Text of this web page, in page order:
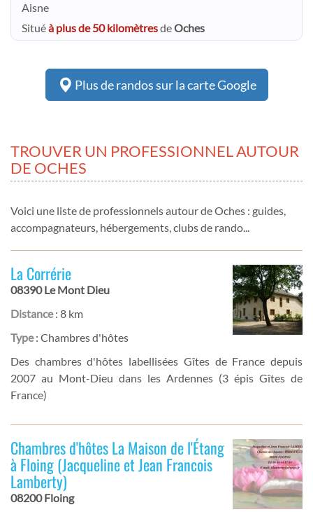
Aisne
Situéà plus de 50 kilomètresdeOches
Plus de randos sur la carte Google
TROUVER UN PROFESSIONNEL AUTOUR
DE OCHES
Voici une liste de professionnels autour de Oches : guides,
accompagnateurs, hébergements, clubs de rando...
La Corrérie
08390 Le Mont Dieu
Distance: 8 km
Type: Chambres d'hôtes
Des chambres d'hôtes labellisées Gîtes de France depuis
2007 au Mont-Dieu dans les Ardennes (3 épis Gîtes de
France)
Chambres d'hôtes La Maison de l'Étang
à Floing (Jacqueline et Jean Francois
Lamberty)
08200 Floing